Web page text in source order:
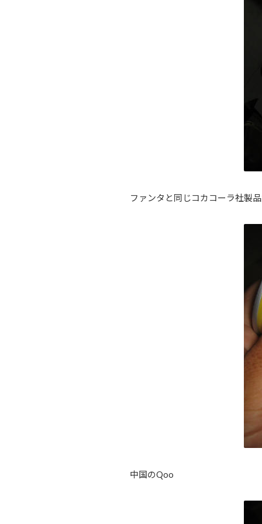
ファンタと同じコカコーラ社製
中国のQoo